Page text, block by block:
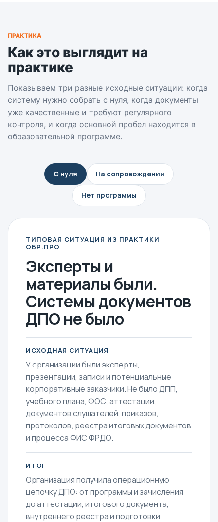
ПРАКТИКА
Как это выглядит на
практике
Показываем три разные исходные ситуации: когда
систему нужно собрать с нуля, когда документы
уже качественные и требуют регулярного
контроля, и когда основной пробел находится в
образовательной программе.
С нуля На сопровождении
Нет программы
ТИПОВАЯ СИТУАЦИЯ ИЗ ПРАКТИКИ
ОБР.ПРО
Эксперты и
материалы были.
Системы документов
ДПО не было
ИСХОДНАЯ СИТУАЦИЯ
У организации были эксперты,
презентации, записи и потенциальные
корпоративные заказчики. Не было ДПП,
учебного плана, ФОС, аттестации,
документов слушателей, приказов,
протоколов, реестра итоговых документов
и процесса ФИС ФРДО.
ИТОГ
Организация получила операционную
цепочку ДПО: от программы и зачисления
до аттестации, итогового документа,
внутреннего реестра и подготовки